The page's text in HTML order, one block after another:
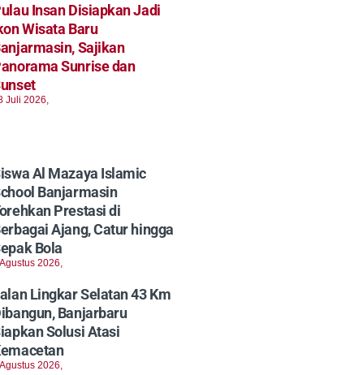
Insan Disiapkan Jadi
Wisata Baru
Sajikan
Sunrise dan
Juli 2026,
Al Mazaya Islamic
Banjarmasin
Prestasi di
Ajang, Catur hingga
Bola
2026,
Lingkar Selatan 43 Km
Banjarbaru
Solusi Atasi
2026,